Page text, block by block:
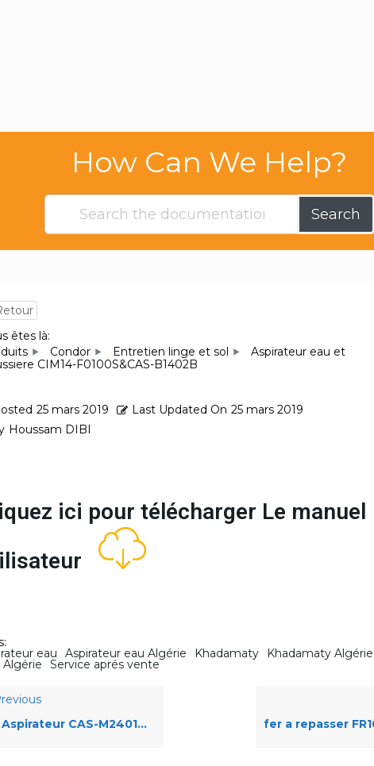
How Can We Help?
Search
êtes là:
Condor Entretien linge et sol
Aspirateur eau et
CIM14-F0100S&CAS-B1402B
25 mars 2019 Last Updated On 25 mars 2019
Houssam DIBI
ici pour télécharger Le manuel
eau Aspirateur eau Algérie Khadamaty Khadamaty Algérie
Algérie Service aprés vente
Aspirateur CAS-M2401B & G